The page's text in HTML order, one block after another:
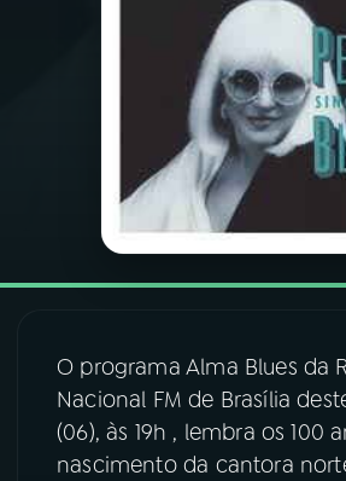
PROGRAMAS
VIDEOCASTS
07ÚLTIMAS
08FESTIVAL DE MÚSICA
ACOMPANHE A RÁDIO NACIONAL
O programa Alma Blues da
Nacional FM de Brasília
(06), às 19h , lembra os 100
nascimento da cantora